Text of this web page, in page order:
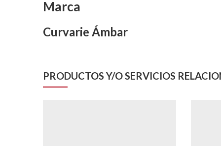
Marca
Curvarie Ámbar
PRODUCTOS Y/O SERVICIOS